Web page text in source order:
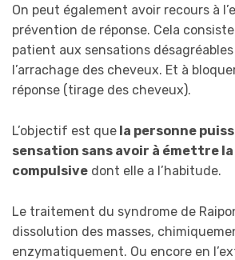
On peut également avoir recours à
prévention de réponse. Cela
patient aux sensations
l’arrachage des cheveux. Et à
réponse (tirage des cheveux).
L’objectif est que la personne
sensation sans avoir à émettre
compulsive dont elle a l’habitude.
Le traitement du syndrome de
dissolution des masses,
enzymatiquement. Ou encore en